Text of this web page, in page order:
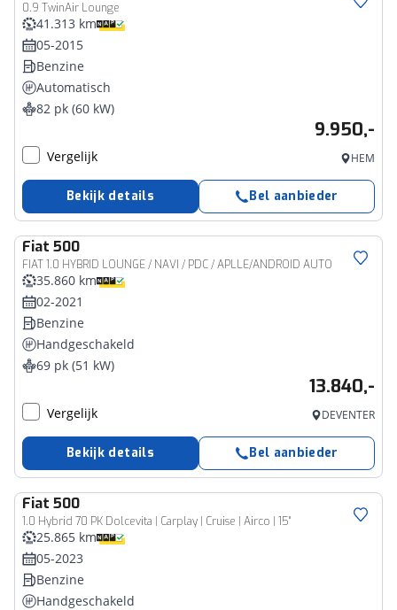
0.9 TwinAir Lounge
41.313 km
05-2015
Benzine
Automatisch
82 pk (60 kW)
9.950,-
Vergelijk HEM
Bekijk details Bel aanbieder
Fiat 500
FIAT 1.0 HYBRID LOUNGE / NAVI / PDC / APLLE/ANDROID AUTO
35.860 km
02-2021
Benzine
Handgeschakeld
69 pk (51 kW)
13.840,-
Vergelijk DEVENTER
Bekijk details Bel aanbieder
Fiat 500
1.0 Hybrid 70 PK Dolcevita | Carplay | Cruise | Airco | 15"
25.865 km
05-2023
Benzine
Handgeschakeld